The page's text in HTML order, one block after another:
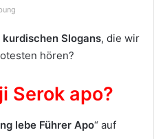
kurdischen Slogans, die wir
hören?
Serok apo?
lebe Führer Apo“ auf